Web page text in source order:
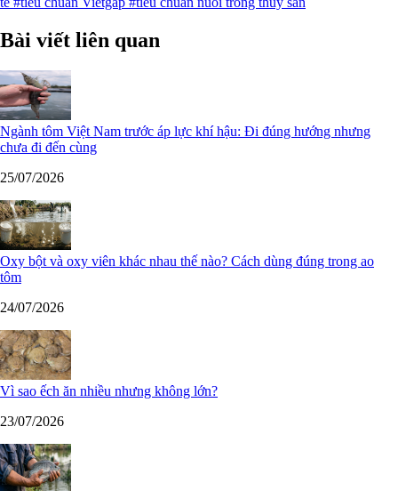
Bài viết liên quan
Ngành tôm Việt Nam trước áp lực khí hậu: Đi đúng hướng nhưng
chưa đi đến cùng
25/07/2026
Oxy bột và oxy viên khác nhau thế nào? Cách dùng đúng trong ao
tôm
24/07/2026
Vì sao ếch ăn nhiều nhưng không lớn?
23/07/2026